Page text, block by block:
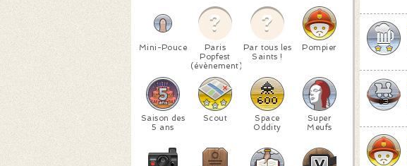
Mini-Pouce
Paris
Popfest
(évènement)
Par tous les
Saints !
Pompier
Saison des
5 ans
Scout
Space
Oddity
Super
Meufs